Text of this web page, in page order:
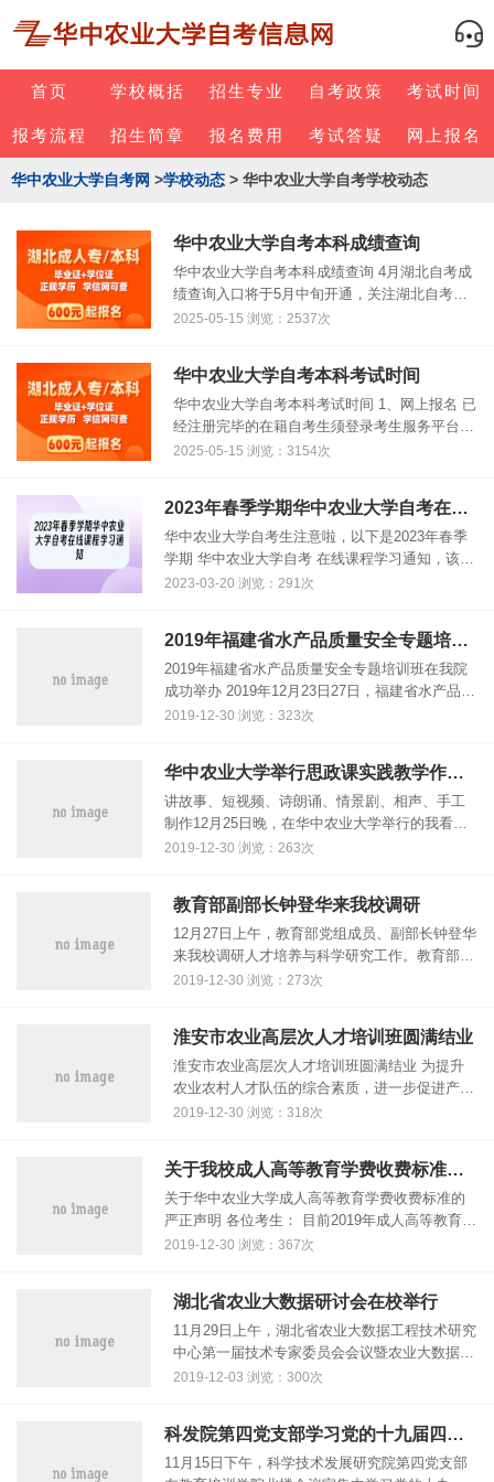
首页 学校概括 招生专业 自考政策 考试时间
报考流程 招生简章 报名费用 考试答疑 网上报名
华中农业大学自考网 >学校动态 > 华中农业大学自考学校动态
华中农业大学自考本科成绩查询
华中农业大学自考本科成绩查询 4月湖北自考成
绩查询入口将于5月中旬开通，关注湖北自考一
站通微信公众号，第一时间获得自考成绩，自考
2025-05-15 浏览：2537次
华中农业大学自考本科考试时间
华中农业大学自考本科考试时间 1、网上报名 已
经注册完毕的在籍自考生须登录考生服务平台完
成报考课程、网上缴费、查询确认报考信息等一
2025-05-15 浏览：3154次
2023年春季学期华中农业大学自考在线课程学习通知
华中农业大学自考生注意啦，以下是2023年春季
学期 华中农业大学自考 在线课程学习通知，该校
的学生需要在规定时间完成相关课程。 根据学校
2023-03-20 浏览：291次
2019年福建省水产品质量安全专题培训班在我院成功举办
2019年福建省水产品质量安全专题培训班在我院
成功举办 2019年12月23日27日，福建省水产品质
量安全专题培训班在我院成功举办。福建省海洋
2019-12-30 浏览：323次
华中农业大学举行思政课实践教学作品展
讲故事、短视频、诗朗诵、情景剧、相声、手工
制作12月25日晚，在华中农业大学举行的我看新
中国70年思想政治理论课实践教学作品展示活动
2019-12-30 浏览：263次
教育部副部长钟登华来我校调研
12月27日上午，教育部党组成员、副部长钟登华
来我校调研人才培养与科学研究工作。教育部高
等教育司副司长徐青森、科学技术司副司长李
2019-12-30 浏览：273次
淮安市农业高层次人才培训班圆满结业
淮安市农业高层次人才培训班圆满结业 为提升
农业农村人才队伍的综合素质，进一步促进产业
升级，大力推动江苏省淮安市现代农业高质量发
2019-12-30 浏览：318次
关于我校成人高等教育学费收费标准的严正声明
关于华中农业大学成人高等教育学费收费标准的
严正声明 各位考生： 目前2019年成人高等教育录
取工作将近结束，有部分考生陆续前来咨询我校
2019-12-30 浏览：367次
湖北省农业大数据研讨会在校举行
11月29日上午，湖北省农业大数据工程技术研究
中心第一届技术专家委员会会议暨农业大数据研
讨会在我校国际学术交流中心举行。国家农业信
2019-12-03 浏览：300次
科发院第四党支部学习党的十九届四中全会精神
11月15日下午，科学技术发展研究院第四党支部